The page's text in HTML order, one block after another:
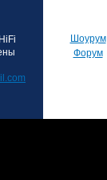
Шоурум
Форум